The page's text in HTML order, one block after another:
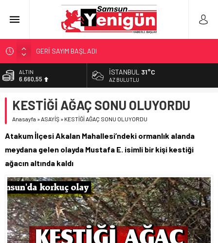
GERİ SAYIM BAŞLADI
SAMSUNSPOR’DA HEDEF 5’İNCİLİK!
‘BAFRA’YA YATIRIM YAPIN!’
YÖNETİCİ SEÇERKEN YAPILAN EN BÜYÜK HATALAR
ALTIN
6.660,55
13.779,39
DOLAR
55,1881
İSTANBUL 31°C
AZ BULUTLU
KESTİĞİ AĞAÇ SONU OLUYORDU
Anasayfa »ASAYİŞ » KESTİĞİ AĞAÇ SONU OLUYORDU
Atakum İlçesi Akalan Mahallesi’ndeki ormanlık alanda
meydana gelen olayda Mustafa E. isimli bir kişi kestiği
ağacın altında kaldı